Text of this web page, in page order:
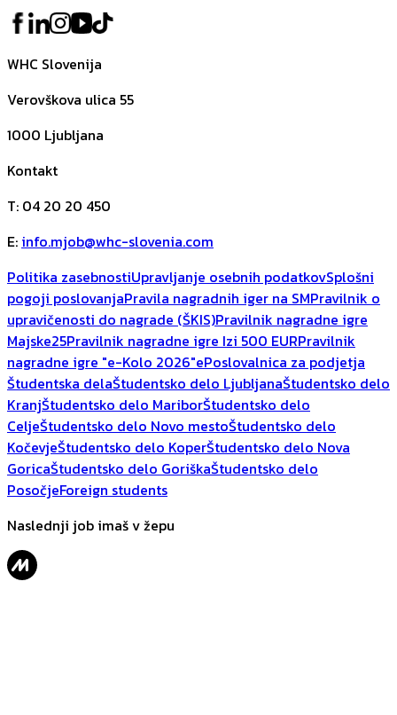
WHC Slovenija
Verovškova ulica 55
1000 Ljubljana
Kontakt
T: 04 20 20 450
E: info.mjob@whc-slovenia.com
Politika zasebnostiUpravljanje osebnih podatkovSplošni
pogoji poslovanjaPravila nagradnih iger na SMPravilnik o
upravičenosti do nagrade (ŠKIS)Pravilnik nagradne igre
Majske25Pravilnik nagradne igre Izi 500 EURPravilnik
nagradne igre "e-Kolo 2026"ePoslovalnica za podjetja
Študentska delaŠtudentsko delo LjubljanaŠtudentsko delo
KranjŠtudentsko delo MariborŠtudentsko delo
CeljeŠtudentsko delo Novo mestoŠtudentsko delo
KočevjeŠtudentsko delo KoperŠtudentsko delo Nova
GoricaŠtudentsko delo GoriškaŠtudentsko delo
PosočjeForeign students
Naslednji job imaš v žepu